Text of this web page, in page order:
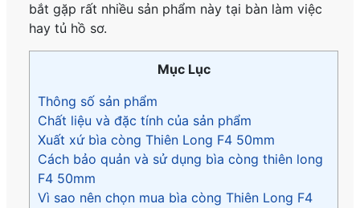
bắt gặp rất nhiều sản phẩm này tại bàn làm việc
hay tủ hồ sơ.
Mục Lục
Thông số sản phẩm
Chất liệu và đặc tính của sản phẩm
Xuất xứ bìa còng Thiên Long F4 50mm
Cách bảo quản và sử dụng bìa còng thiên long
F4 50mm
Vì sao nên chọn mua bìa còng Thiên Long F4